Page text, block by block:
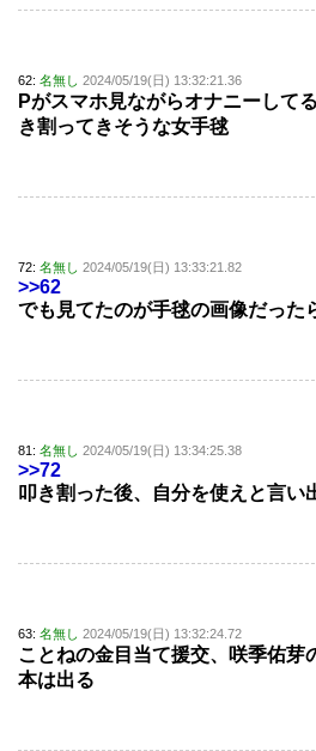
62: 名無し 2024/05/19(日) 13:32:21.36
Pがスマホ見ながらオナニーして
き割ってきそうな女手毬
72: 名無し 2024/05/19(日) 13:33:21.82
>>62
でも見てたのが手毬の画像だった
81: 名無し 2024/05/19(日) 13:34:25.38
>>72
叩き割った後、自分を使えと言い
63: 名無し 2024/05/19(日) 13:32:24.72
ことねの金目当て援交、咲季佑芽
本は出る